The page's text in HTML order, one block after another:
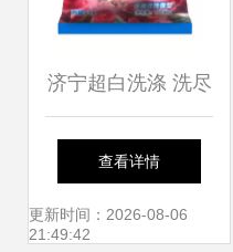
济宁超白洗涤 洗尽
铅华，焕新生活
查看详情
更新时间：2026-08-06
21:49:42